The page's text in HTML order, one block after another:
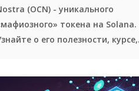
(OCN) - уникального
токена на Solana.
о его полезности, курсе,